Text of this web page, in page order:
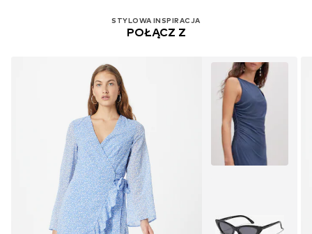
STYLOWA INSPIRACJA
POŁĄCZ Z